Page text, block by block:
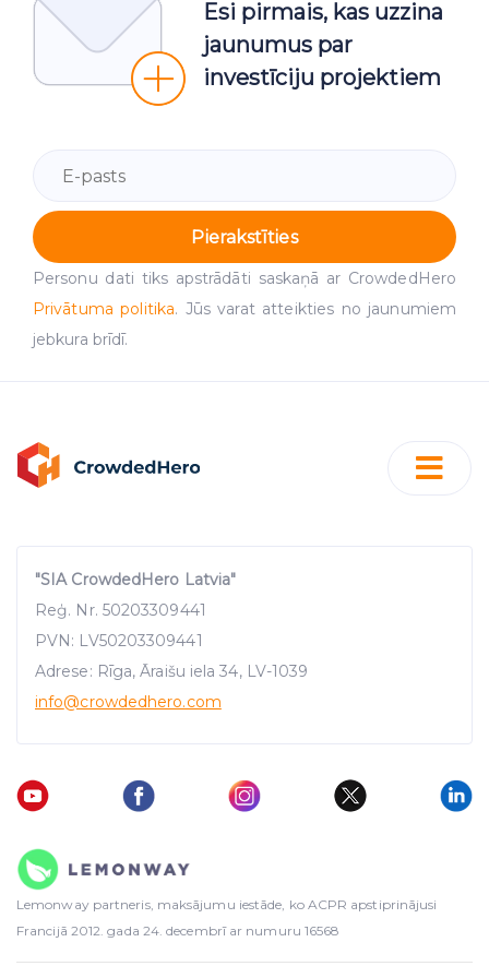
Esi pirmais, kas uzzina
jaunumus par
investīciju projektiem
Pierakstīties
Personu dati tiks apstrādāti saskaņā ar CrowdedHero
Privātuma politika. Jūs varat atteikties no jaunumiem
jebkura brīdī.
"SIA CrowdedHero Latvia"
Reģ. Nr. 50203309441
PVN: LV50203309441
Adrese: Rīga, Āraišu iela 34, LV-1039
info@crowdedhero.com
Lemonway partneris, maksājumu iestāde, ko ACPR apstiprinājusi
Francijā 2012. gada 24. decembrī ar numuru 16568